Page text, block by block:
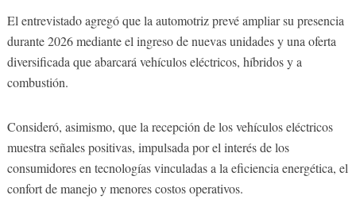
El entrevistado agregó que la automotriz prevé ampliar su presencia
durante 2026 mediante el ingreso de nuevas unidades y una oferta
diversificada que abarcará vehículos eléctricos, híbridos y a
combustión.
Consideró, asimismo, que la recepción de los vehículos eléctricos
muestra señales positivas, impulsada por el interés de los
consumidores en tecnologías vinculadas a la eficiencia energética, el
confort de manejo y menores costos operativos.